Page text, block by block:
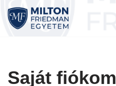
Skip
Saját fiókom